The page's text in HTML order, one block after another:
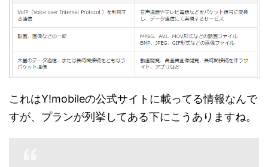
これはY!mobileの公式サイトに載ってる情報なんで
すが、プランが列挙してある下にこうありますね。